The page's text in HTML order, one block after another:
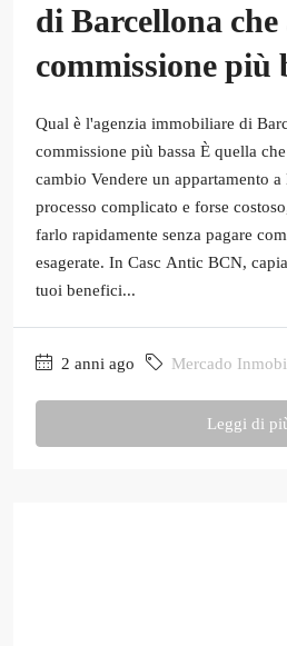
di Barcellona
commissione più
Qual è l'agenzia immobiliare di
commissione più bassa È quella
cambio Vendere un appartamento
processo complicato e forse
farlo rapidamente senza pagare
esagerate. In Casc Antic BCN,
tuoi benefici...
2 anni ago Mercado
Leggi di